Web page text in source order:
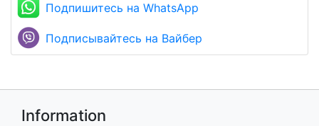
Подпишитесь на WhatsApp
Подписывайтесь на Вайбер
Information